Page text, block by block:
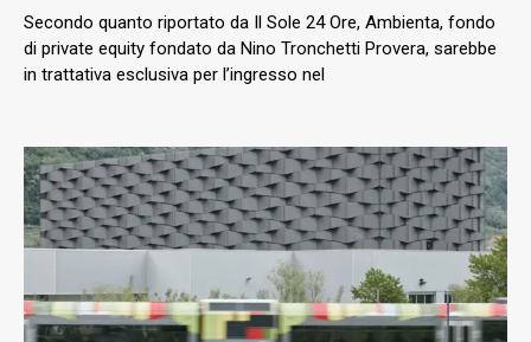
Secondo quanto riportato da Il Sole 24 Ore, Ambienta, fondo
di private equity fondato da Nino Tronchetti Provera, sarebbe
in trattativa esclusiva per l’ingresso nel